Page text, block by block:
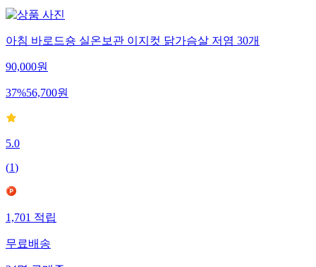
아침 바로드숑 실온보관 이지컷 닭가슴살 저염 30개
90,000원
37%56,700원
5.0
(1)
1,701적립
무료배송